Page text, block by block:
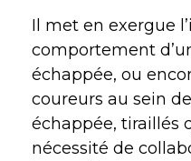
Il met en exergue
comportement
échappée, ou
coureurs au sein
échappée, tiraillés
nécessité de